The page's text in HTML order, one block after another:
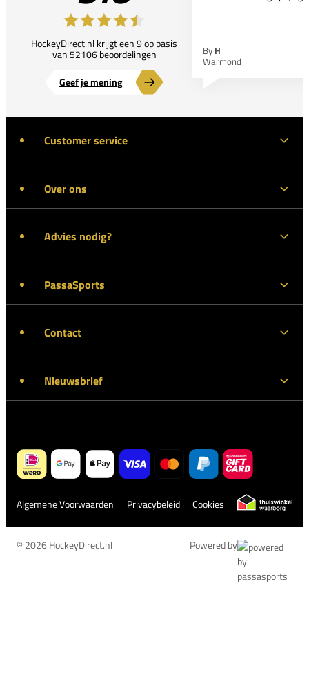
HockeyDirect.nl krijgt een 9 op basis
van 52106 beoordelingen
Geef je mening
By H
Warmond
Customer service
Over ons
Advies nodig?
PassaSports
Contact
Nieuwsbrief
Algemene Voorwaarden Privacybeleid Cookies
© 2026 HockeyDirect.nl Powered by